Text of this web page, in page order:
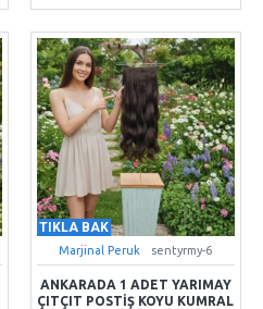
TIKLA BAK
Marjinal Peruk sentyrmy-6
ANKARADA 1 ADET YARIMAY
ÇITÇIT POSTIŞ KOYU KUMRAL